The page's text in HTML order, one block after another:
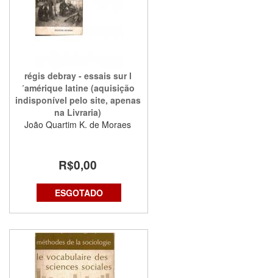
régis debray - essais sur l
´amérique latine (aquisição
indisponível pelo site, apenas
na Livraria)
João Quartim K. de Moraes
R$0,00
ESGOTADO